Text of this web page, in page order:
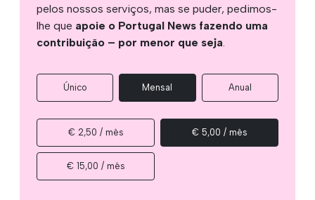
pelos nossos serviços, mas se puder, pedimos-
lhe que apoie o Portugal News fazendo uma
contribuição – por menor que seja.
Único Mensal Anual
€ 2,50 / mês € 5,00 / mês
€ 15,00 / mês